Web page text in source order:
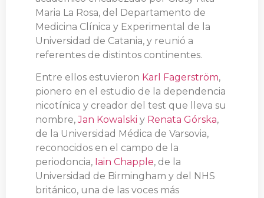
Maria La Rosa, del Departamento de
Medicina Clínica y Experimental de la
Universidad de Catania, y reunió a
referentes de distintos continentes.
Entre ellos estuvieron Karl Fagerström,
pionero en el estudio de la dependencia
nicotínica y creador del test que lleva su
nombre,Jan Kowalski y Renata Górska,
de la Universidad Médica de Varsovia,
reconocidos en el campo de la
periodoncia, Iain Chapple, de la
Universidad de Birmingham y del NHS
británico, una de las voces más